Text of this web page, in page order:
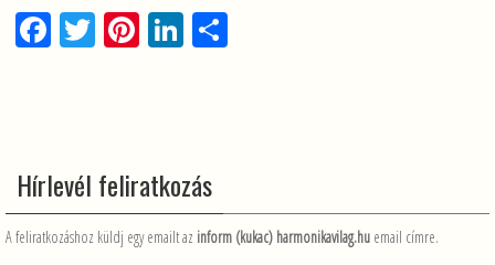
F
o
o
k
T
Pi
t
Li
n
g
Hírlevél feliratkozás
A feliratkozáshoz küldj egy emailt az inform (kukac) harmonikavilag.hu email címre.